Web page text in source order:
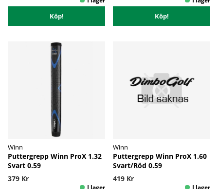
Köp! Köp!
Winn
Puttergrepp Winn ProX 1.32
Svart 0.59
379 Kr
Winn
Puttergrepp Winn ProX 1.60
Svart/Röd 0.59
419 Kr